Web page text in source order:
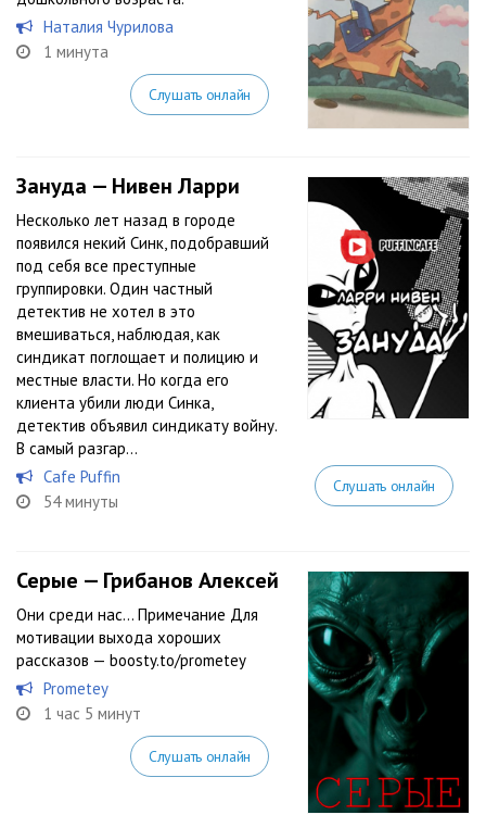
Наталия Чурилова
1 минута
Слушать онлайн
Зануда — Нивен Ларри
Несколько лет назад в городе
появился некий Синк, подобравший
под себя все преступные
группировки. Один частный
детектив не хотел в это
вмешиваться, наблюдая, как
синдикат поглощает и полицию и
местные власти. Но когда его
клиента убили люди Синка,
детектив объявил синдикату войну.
В самый разгар...
Cafe Puffin
54 минуты
Слушать онлайн
Серые — Грибанов Алексей
Они среди нас… Примечание Для
мотивации выхода хороших
рассказов — boosty.to/prometey
Prometey
1 час 5 минут
Слушать онлайн